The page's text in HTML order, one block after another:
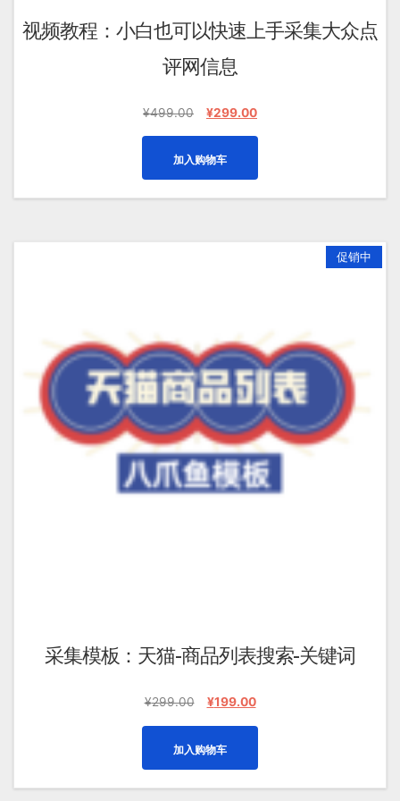
视频教程：小白也可以快速上手采集大众点
评网信息
¥499.00
原
¥499.00。
¥299.00当
为：
¥299.00。
加入购物车
促销中
采集模板：天猫-商品列表搜索-关键词
¥299.00
原
¥299.00。
¥199.00当
为：
¥199.00。
加入购物车